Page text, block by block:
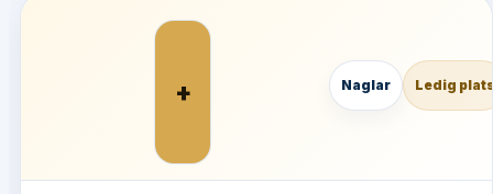
+ Naglar Ledig